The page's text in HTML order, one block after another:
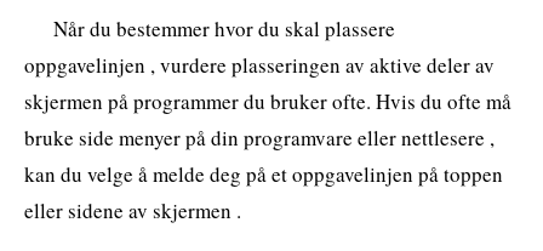
Når du bestemmer hvor du skal plassere
oppgavelinjen , vurdere plasseringen av aktive deler av
skjermen på programmer du bruker ofte. Hvis du ofte må
bruke side menyer på din programvare eller nettlesere ,
kan du velge å melde deg på et oppgavelinjen på toppen
eller sidene av skjermen .